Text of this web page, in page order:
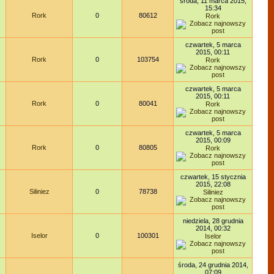
Rork 0 80612
15:34
Rork
Rork 0 103754
czwartek, 5 marca
2015, 00:11
Rork
Rork 0 80041
czwartek, 5 marca
2015, 00:11
Rork
Rork 0 80805
czwartek, 5 marca
2015, 00:09
Rork
Siliniez 0 78738
czwartek, 15 stycznia
2015, 22:08
Siliniez
Iselor 0 100301
niedziela, 28 grudnia
2014, 00:32
Iselor
środa, 24 grudnia 2014,
07:09